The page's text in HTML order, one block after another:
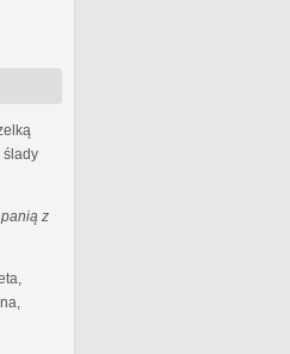
ślady
z